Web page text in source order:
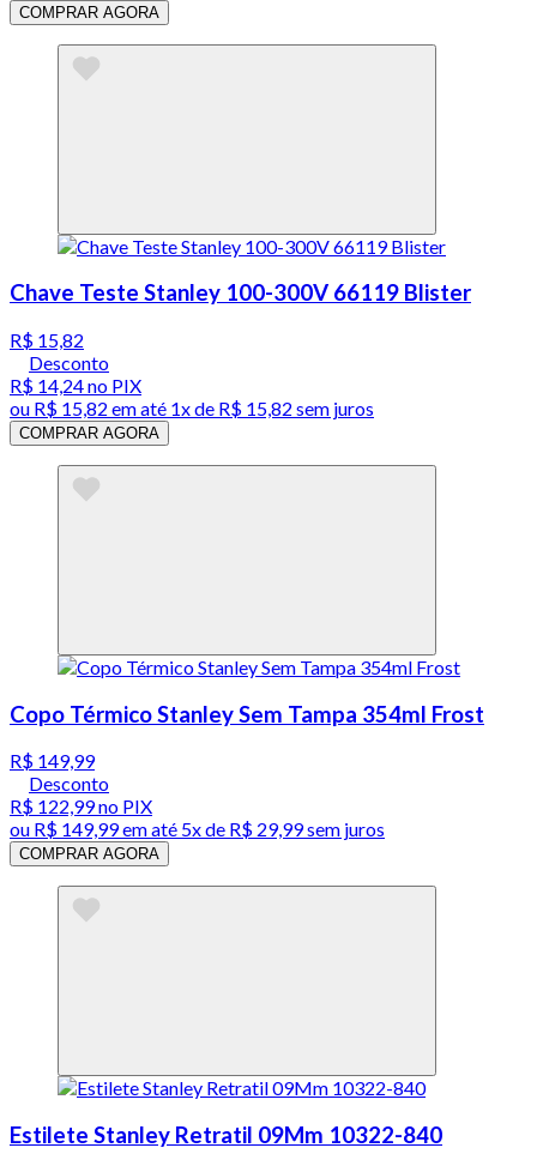
COMPRAR AGORA
Chave Teste Stanley 100-300V 66119 Blister
R$ 15,82
Desconto
R$ 14,24no PIX
ou R$ 15,82 em até 1x de R$ 15,82 sem juros
COMPRAR AGORA
Copo Térmico Stanley Sem Tampa 354ml Frost
R$ 149,99
Desconto
R$ 122,99no PIX
ou R$ 149,99em até 5x de R$ 29,99 sem juros
COMPRAR AGORA
Estilete Stanley Retratil 09Mm 10322-840